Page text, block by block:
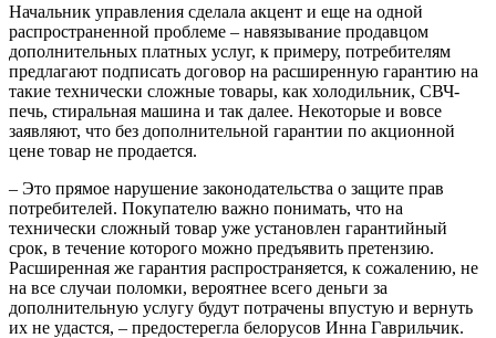
Начальник управления сделала акцент и еще на одной
распространенной проблеме – навязывание продавцом
дополнительных платных услуг, к примеру, потребителям
предлагают подписать договор на расширенную гарантию на
такие технически сложные товары, как холодильник, СВЧ-
печь, стиральная машина и так далее. Некоторые и вовсе
заявляют, что без дополнительной гарантии по акционной
цене товар не продается.
– Это прямое нарушение законодательства о защите прав
потребителей. Покупателю важно понимать, что на
технически сложный товар уже установлен гарантийный
срок, в течение которого можно предъявить претензию.
Расширенная же гарантия распространяется, к сожалению, не
на все случаи поломки, вероятнее всего деньги за
дополнительную услугу будут потрачены впустую и вернуть
их не удастся, – предостерегла белорусов Инна Гаврильчик.